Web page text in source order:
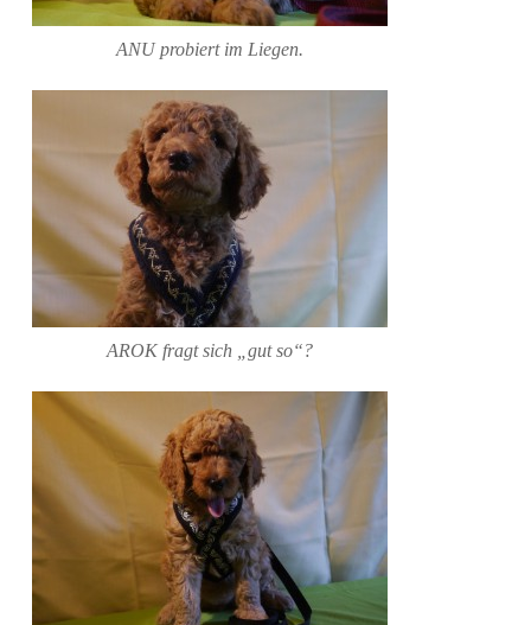
ANU probiert im Liegen.
AROK fragt sich „gut so“?